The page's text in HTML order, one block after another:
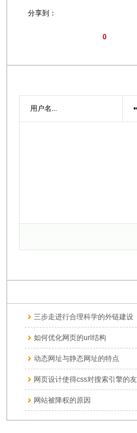
分享到：
0
三步走进行合理科学的外链建设
如何优化网页的url结构
动态网址与静态网址的特点
网页设计使得css对搜索引擎的
网站被降权的原因